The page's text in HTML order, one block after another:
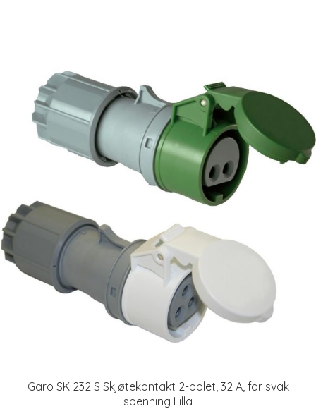
Garo SK 232 S Skjøtekontakt 2-polet, 32 A, for svak
spenning Lilla